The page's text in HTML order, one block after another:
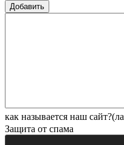
Добавить
как называется наш
Защита от спама